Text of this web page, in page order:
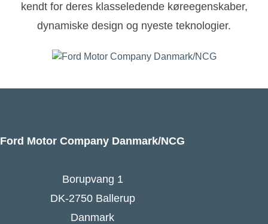
kendt for deres klasseledende køreegenskaber,
dynamiske design og nyeste teknologier.
Ford Motor Company Danmark/NCG
Borupvang 1
DK-2750 Ballerup
Danmark